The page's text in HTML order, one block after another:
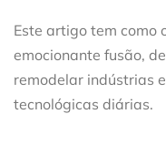
Este artigo tem como
emocionante fusão,
remodelar indústrias
tecnológicas diárias.